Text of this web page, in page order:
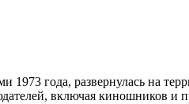
года, развернулась на
включая киношников и